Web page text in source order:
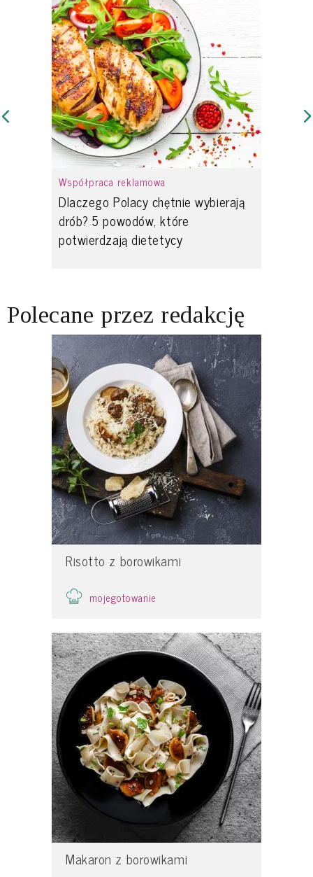
Współpraca reklamowa
Dlaczego Polacy chętnie wybierają
drób? 5 powodów, które
potwierdzają dietetycy
Polecane przez redakcję
Risotto z borowikami
mojegotowanie
Makaron z borowikami